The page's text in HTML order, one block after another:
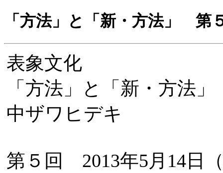
「方法」と「新・方法」 第
表象文化
「方法」と「新・方法」
中ザワヒデキ
第５回 2013年5月14日